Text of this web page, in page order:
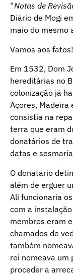
“Notas de
Diário de Mogi
maio do mesmo
Vamos aos fatos!
Em 1532, Dom
hereditárias no
colonização já
Açores, Madeira
consistia na
terra que eram
donatários de
datas e
O donatário
além de erguer
Ali funcionaria
com a
membros eram
chamados de
também
rei nomeava um
proceder a